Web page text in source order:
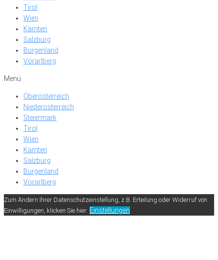
Tirol
Wien
Kärnten
Salzburg
Burgenland
Vorarlberg
Menü
Oberösterreich
Niederösterreich
Steiermark
Tirol
Wien
Kärnten
Salzburg
Burgenland
Vorarlberg
Zum Ändern Ihrer Datenschutzeinstellung, z.B. Erteilung oder Widerruf von
Einwilligungen, klicken Sie hier: Einstellungen